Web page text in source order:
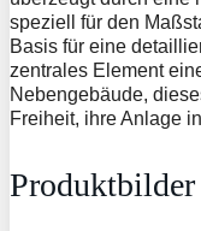
speziell für den
Basis für eine
zentrales Element
Nebengebäude,
Freiheit, ihre Anlage
Produktbilder